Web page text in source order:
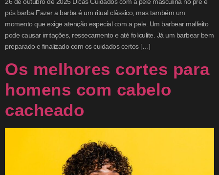
pós barba Fazer a barba é um ritual clássico, mas também um
momento que exige atenção especial com a pele. Um barbear malfeito
pode causar irritações, ressecamento e até foliculite. Já um barbear bem
preparado e finalizado com os cuidados certos […]
Os melhores cortes para
homens com cabelo
cacheado